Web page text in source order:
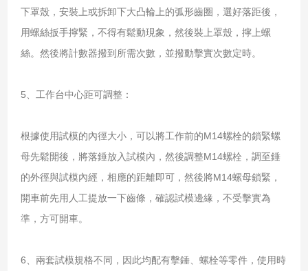
下罩殼，安裝上或拆卸下大凸輪上的弧形齒圈，選好落距後，
用螺絲扳手擰緊，不得有鬆動現象，然後裝上罩殼，擰上螺
絲。然後將計數器撥到所需次數，並撥動擊實次數定時。
5、工作台中心距可調整：
根據使用試模的內徑大小，可以將工作前的M14螺栓的鎖緊螺
母先鬆開後，將落錘放入試模內，然後調整M14螺栓，調至錘
的外徑與試模內經，相應的距離即可，然後將M14螺母鎖緊，
開車前先用人工提放一下齒條，確認試模邊緣，不受擊實為
準，方可開車。
6、兩套試模規格不同，因此均配有擊錘、螺栓等零件，使用時